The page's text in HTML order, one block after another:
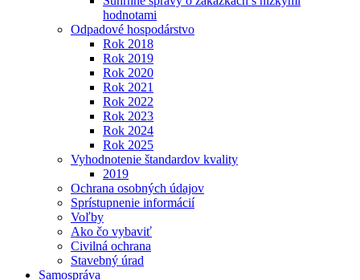
hodnotami
Odpadové hospodárstvo
Rok 2018
Rok 2019
Rok 2020
Rok 2021
Rok 2022
Rok 2023
Rok 2024
Rok 2025
Vyhodnotenie štandardov kvality
2019
Ochrana osobných údajov
Sprístupnenie informácií
Voľby
Ako čo vybaviť
Civilná ochrana
Stavebný úrad
Samospráva